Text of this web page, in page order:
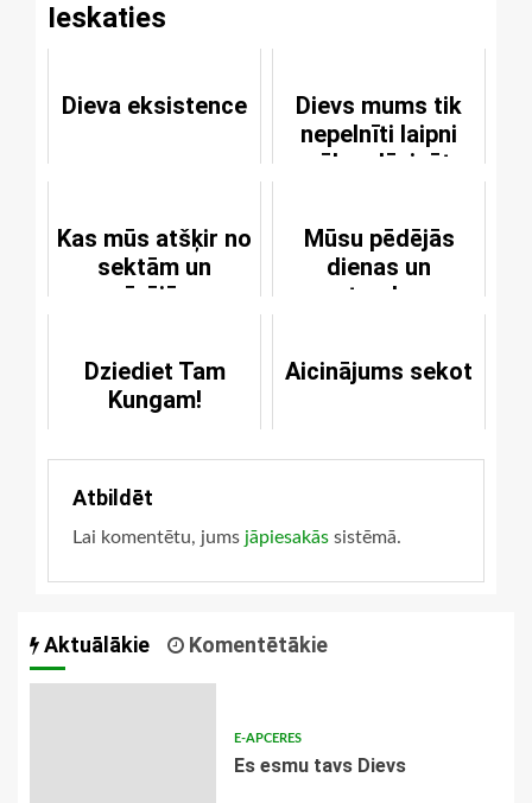
Ieskaties
Dieva eksistence
Dievs mums tik
nepelnīti laipni
vēlas dāvināt
Kas mūs atšķir no
sektām un
pārējām
Mūsu pēdējās
dienas un
stundas
Dziediet Tam
Kungam!
Aicinājums sekot
Atbildēt
Lai komentētu, jums jāpiesakās sistēmā.
Aktuālākie Komentētākie
E-APCERES
Es esmu tavs Dievs